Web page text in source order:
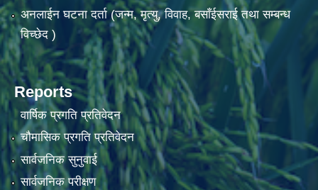
अनलाईन घटना दर्ता (जन्म, मृत्यु, विवाह, बसाँईसराई तथा सम्बन्ध
विच्छेद )
Reports
वार्षिक प्रगति प्रतिवेदन
चौमासिक प्रगति प्रतिवेदन
सार्वजनिक सुनुवाई
सार्वजनिक परीक्षण